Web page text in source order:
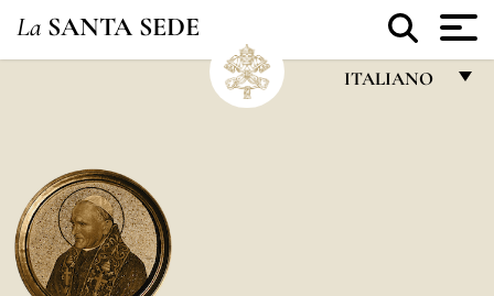
La SANTA SEDE
ITALIANO